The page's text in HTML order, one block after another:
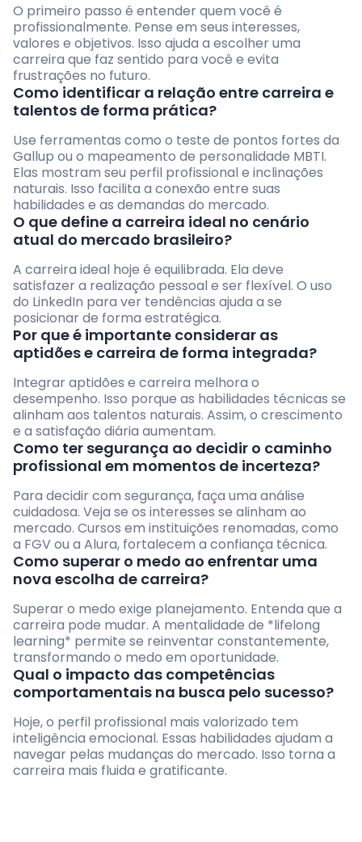
O primeiro passo é entender quem você é
profissionalmente. Pense em seus interesses,
valores e objetivos. Isso ajuda a escolher uma
carreira que faz sentido para você e evita
frustrações no futuro.
Como identificar a relação entre carreira e
talentos de forma prática?
Use ferramentas como o teste de pontos fortes da
Gallup ou o mapeamento de personalidade MBTI.
Elas mostram seu perfil profissional e inclinações
naturais. Isso facilita a conexão entre suas
habilidades e as demandas do mercado.
O que define a carreira ideal no cenário
atual do mercado brasileiro?
A carreira ideal hoje é equilibrada. Ela deve
satisfazer a realização pessoal e ser flexível. O uso
do LinkedIn para ver tendências ajuda a se
posicionar de forma estratégica.
Por que é importante considerar as
aptidões e carreira de forma integrada?
Integrar aptidões e carreira melhora o
desempenho. Isso porque as habilidades técnicas se
alinham aos talentos naturais. Assim, o crescimento
e a satisfação diária aumentam.
Como ter segurança ao decidir o caminho
profissional em momentos de incerteza?
Para decidir com segurança, faça uma análise
cuidadosa. Veja se os interesses se alinham ao
mercado. Cursos em instituições renomadas, como
a FGV ou a Alura, fortalecem a confiança técnica.
Como superar o medo ao enfrentar uma
nova escolha de carreira?
Superar o medo exige planejamento. Entenda que a
carreira pode mudar. A mentalidade de *lifelong
learning* permite se reinventar constantemente,
transformando o medo em oportunidade.
Qual o impacto das competências
comportamentais na busca pelo sucesso?
Hoje, o perfil profissional mais valorizado tem
inteligência emocional. Essas habilidades ajudam a
navegar pelas mudanças do mercado. Isso torna a
carreira mais fluida e gratificante.